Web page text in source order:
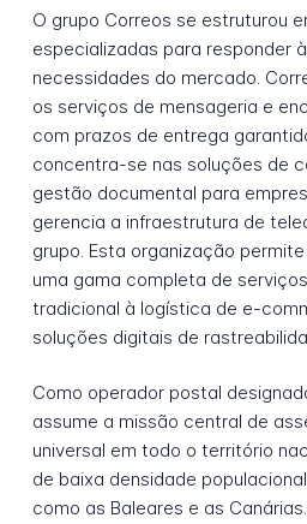
O grupo Correos se estruturou
especializadas para responder
necessidades do mercado.
os serviços de mensageria e
com prazos de entrega
concentra-se nas soluções de
gestão documental para
gerencia a infraestrutura de
grupo. Esta organização
uma gama completa de
tradicional à logística de e-
soluções digitais de
Como operador postal
assume a missão central de
universal em todo o território
de baixa densidade
como as Baleares e as